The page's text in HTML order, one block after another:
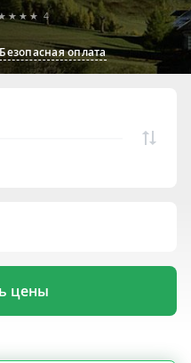
Безопасная оплата
4
цены